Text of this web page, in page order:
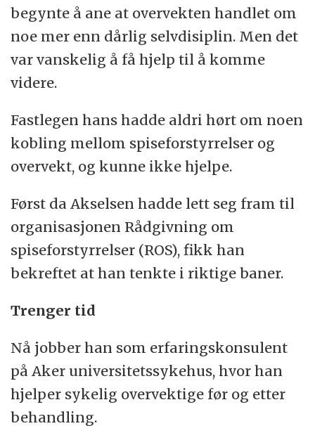
begynte å ane at overvekten handlet om
noe mer enn dårlig selvdisiplin. Men det
var vanskelig å få hjelp til å komme
videre.
Fastlegen hans hadde aldri hørt om noen
kobling mellom spiseforstyrrelser og
overvekt, og kunne ikke hjelpe.
Først da Akselsen hadde lett seg fram til
organisasjonen Rådgivning om
spiseforstyrrelser (ROS), fikk han
bekreftet at han tenkte i riktige baner.
Trenger tid
Nå jobber han som erfaringskonsulent
på Aker universitetssykehus, hvor han
hjelper sykelig overvektige før og etter
behandling.